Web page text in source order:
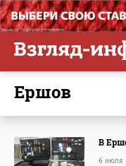
Ершов
В
6 июля